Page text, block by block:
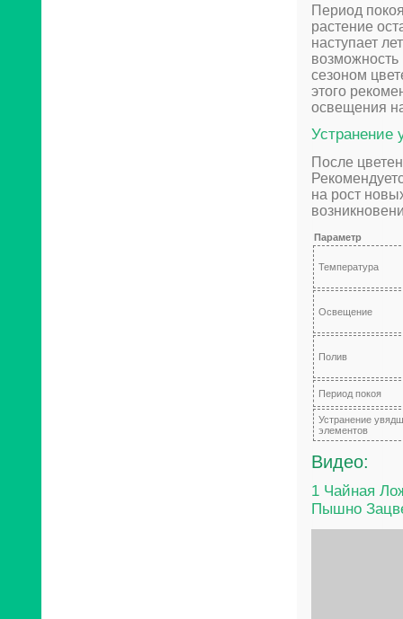
Период
растение
наступает
сезоном
этого
освещения
Устранение
После
на рост
Параметр
Температура
Освещение
Полив
Период покоя
Устранение
элементов
Видео:
1 Чайная
Пышно